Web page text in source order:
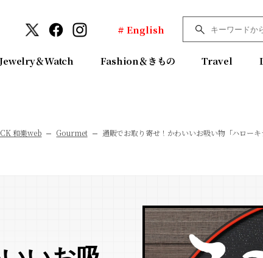
# English
Jewelry＆Watch Fashion＆きもの Travel
和樂web Gourmet 通販でお取り寄せ！かわいいお吸い物「ハロー